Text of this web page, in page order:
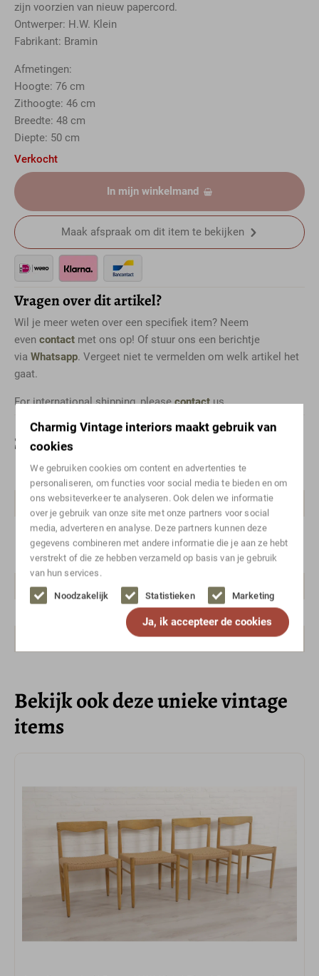
Charmig Vintage interiors maakt gebruik van
cookies
We gebruiken cookies om content en advertenties te
personaliseren, om functies voor social media te bieden en om
ons websiteverkeer te analyseren. Ook delen we informatie
over je gebruik van onze site met onze partners voor social
media, adverteren en analyse. Deze partners kunnen deze
gegevens combineren met andere informatie die je aan ze hebt
verstrekt of die ze hebben verzameld op basis van je gebruik
van hun services.
Noodzakelijk Statistieken Marketing
Ja, ik accepteer de cookies
zijn voorzien van nieuw papercord.
Ontwerper: H.W. Klein
Fabrikant: Bramin
Afmetingen:
Hoogte: 76 cm
Zithoogte: 46 cm
Breedte: 48 cm
Diepte: 50 cm
Verkocht
In mijn winkelmand
Maak afspraak om dit item te bekijken
Vragen over dit artikel?
Wil je meer weten over een specifiek item? Neem
even contact met ons op! Of stuur ons een berichtje
via Whatsapp. Vergeet niet te vermelden om welk artikel het
gaat.
For international shipping, pleasecontactus.
Specificaties
Blond, Creme
Materiaal Eiken, Papercord
Stijl
Deens design, Mid-century
modern, Scandinavisch design,
Vintage
Merk/ontwerper Bramin, H.W. Klein
50-100
Bekijk ook deze unieke vintage
items